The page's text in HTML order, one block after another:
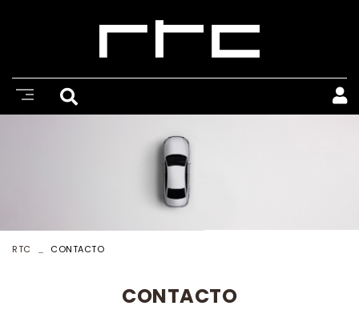
RTC CONTACTO
CONTACTO